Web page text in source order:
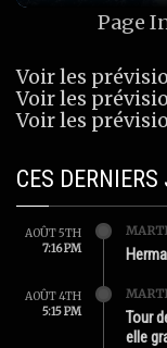
Page
Voir les
Voir les
Voir les
CES
AOÛT 5TH
7:16 PM
AOÛT 4TH
5:15 PM
Tour
elle